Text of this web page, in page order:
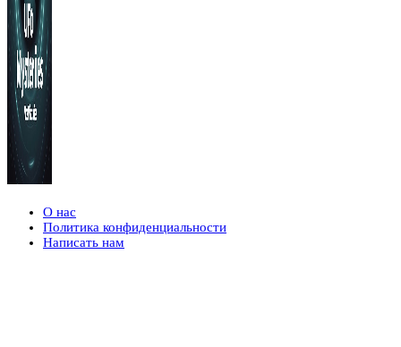
О нас
Политика конфиденциальности
Написать нам